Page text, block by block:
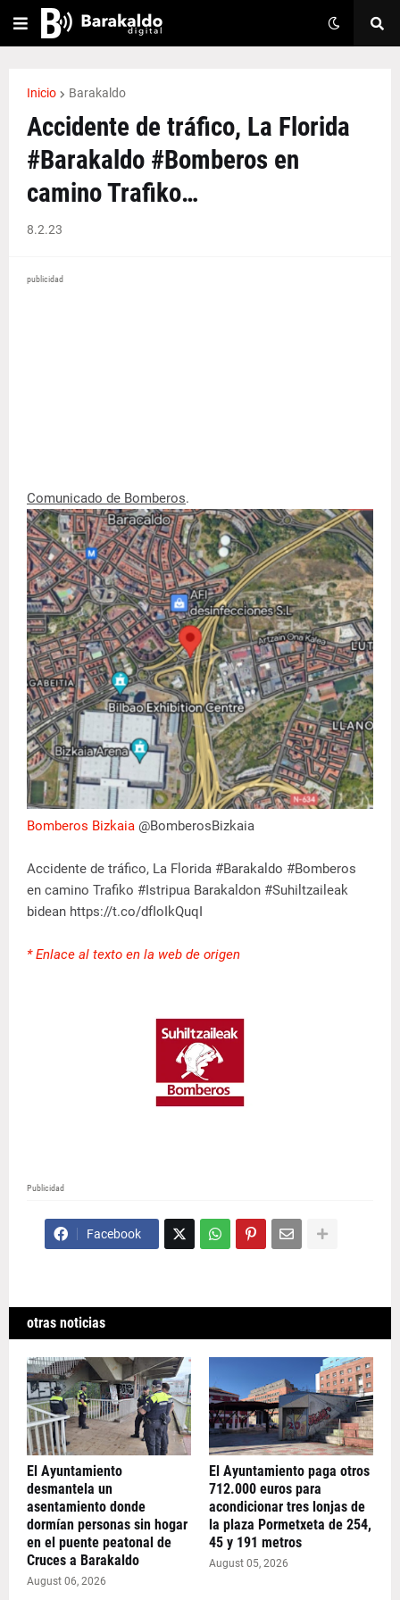
Inicio Barakaldo
Accidente de tráfico, La Florida
#Barakaldo #Bomberos en
camino Trafiko…
8.2.23
publicidad
Comunicado de Bomberos.
Bomberos Bizkaia @BomberosBizkaia
Accidente de tráfico, La Florida #Barakaldo #Bomberos
en camino Trafiko #Istripua Barakaldon #Suhiltzaileak
bidean https://t.co/dfIoIkQuqI
* Enlace al texto en la web de origen
Publicidad
Facebook
otras noticias
El Ayuntamiento
desmantela un
asentamiento donde
dormían personas sin hogar
en el puente peatonal de
Cruces a Barakaldo
August 06, 2026
El Ayuntamiento paga otros
712.000 euros para
acondicionar tres lonjas de
la plaza Pormetxeta de 254,
45 y 191 metros
August 05, 2026